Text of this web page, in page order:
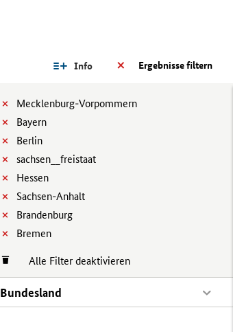
Ergebnisse filtern
Info
Mecklenburg-Vorpommern
Bayern
Berlin
sachsen__freistaat
Hessen
Sachsen-Anhalt
Brandenburg
Bremen
Alle Filter deaktivieren
Bundesland